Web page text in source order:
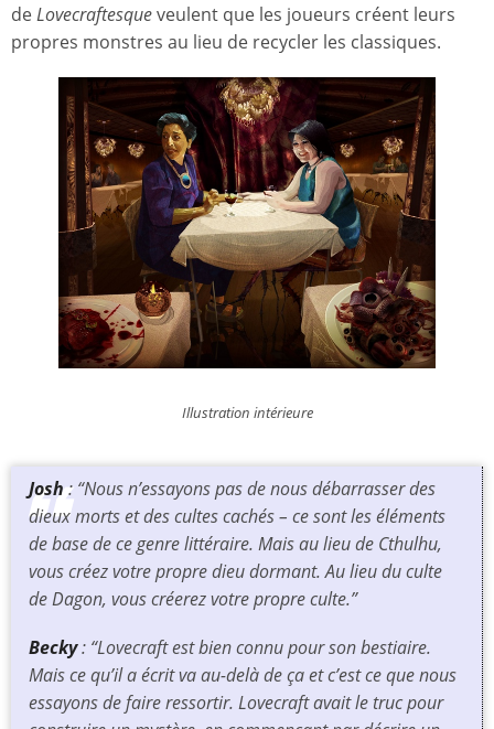
deLovecraftesqueveulent que les joueurs créent leurs
propres monstres au lieu de recycler les classiques.
Illustration intérieure
Josh: “Nous n’essayons pas de nous débarrasser des
dieux morts et des cultes cachés – ce sont les éléments
de base de ce genre littéraire. Mais au lieu de Cthulhu,
vous créez votre propre dieu dormant. Au lieu du culte
de Dagon, vous créerez votre propre culte.”
Becky: “Lovecraft est bien connu pour son bestiaire.
Mais ce qu’il a écrit va au-delà de ça et c’est ce que nous
essayons de faire ressortir. Lovecraft avait le truc pour